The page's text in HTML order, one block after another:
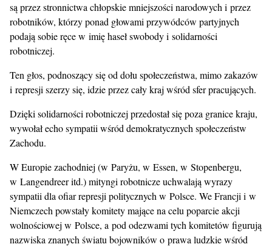
są przez stronnictwa chłopskie mniejszości narodowych i przez
robotników, którzy ponad głowami przywódców partyjnych
podają sobie ręce w imię haseł swobody i solidarności
robotniczej.
Ten głos, podnoszący się od dołu społeczeństwa, mimo zakazów
i represji szerzy się, idzie przez cały kraj wśród sfer pracujących.
Dzięki solidarności robotniczej przedostał się poza granice kraju,
wywołał echo sympatii wśród demokratycznych społeczeństw
Zachodu.
W Europie zachodniej (w Paryżu, w Essen, w Stopenbergu,
w Langendreer itd.) mityngi robotnicze uchwalają wyrazy
sympatii dla ofiar represji politycznych w Polsce. We Francji i w
Niemczech powstały komitety mające na celu poparcie akcji
wolnościowej w Polsce, a pod odezwami tych komitetów figurują
nazwiska znanych światu bojowników o prawa ludzkie wśród